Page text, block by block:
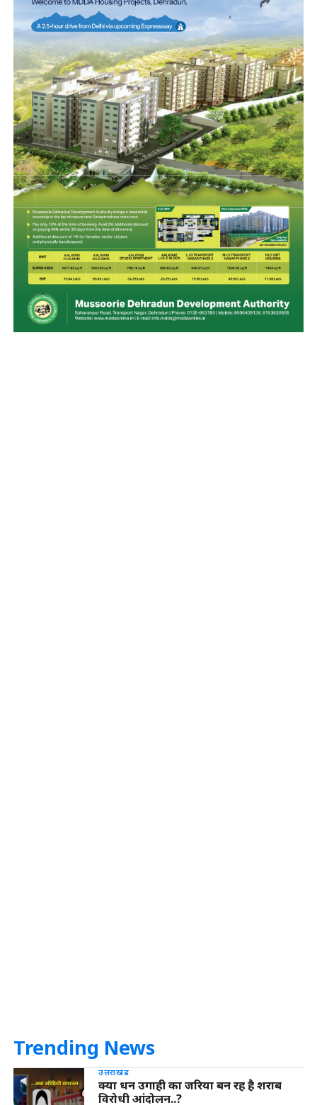
Trending News
उत्तराखंड
क्या धन उगाही का जरिया बन रह है शराब
विरोधी आंदोलन..?